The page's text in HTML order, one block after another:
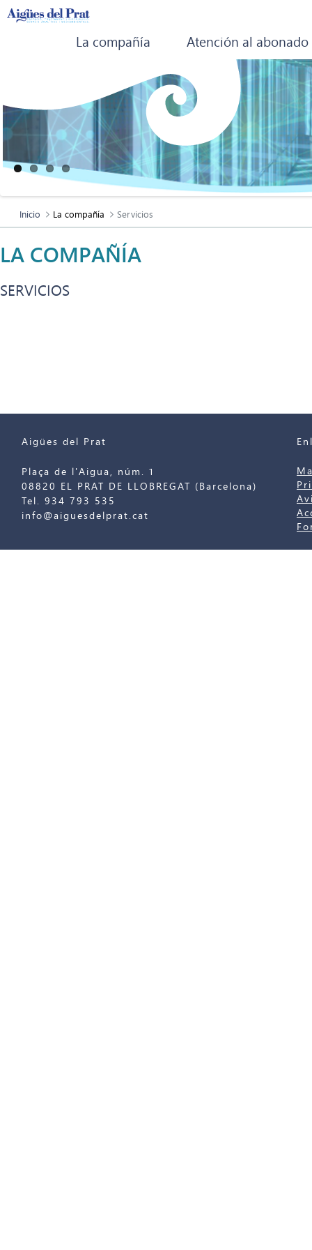
La compañía Atención al abonado
Inicio La compañía Servicios
LA COMPAÑÍA
SERVICIOS
Aigües del Prat
Plaça de l'Aigua, núm. 1
08820 EL PRAT DE LLOBREGAT (Barcelona)
Tel. 934 793 535
info@aiguesdelprat.cat